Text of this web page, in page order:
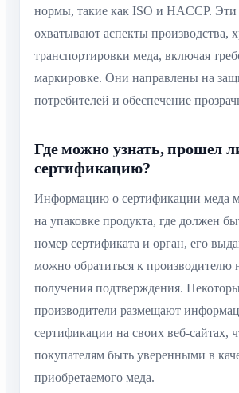
нормы, такие как ISO и HACCP. Эти
охватывают аспекты производства,
транспортировки меда, включая
маркировке. Они направлены на
потребителей и обеспечение
Где можно узнать, прошел
сертификацию?
Информацию о сертификации меда
на упаковке продукта, где должен
номер сертификата и орган, его
можно обратиться к производителю
получения подтверждения.
производители размещают
сертификации на своих веб-сайтах,
покупателям быть уверенными в
приобретаемого меда.